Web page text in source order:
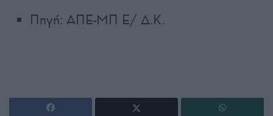
Πηγή: ΑΠΕ-ΜΠ Ε/ Δ.Κ.